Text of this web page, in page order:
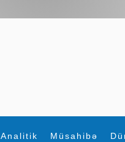
Analitik Müsahibə